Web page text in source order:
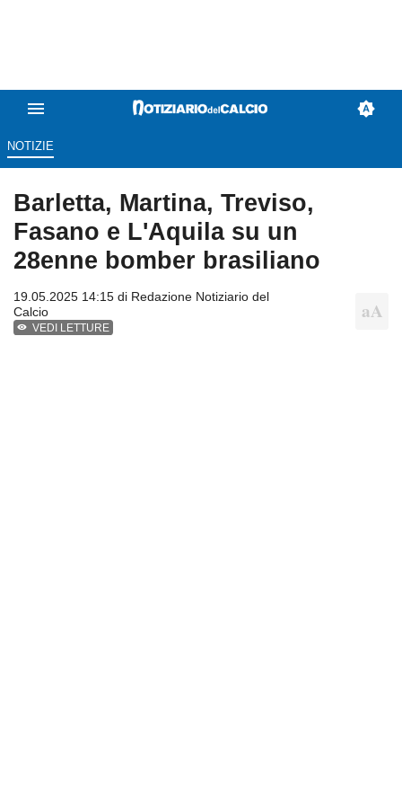
NOTIZIE
Barletta, Martina, Treviso,
Fasano e L'Aquila su un
28enne bomber brasiliano
19.05.2025 14:15 di Redazione Notiziario del
Calcio
VEDI LETTURE